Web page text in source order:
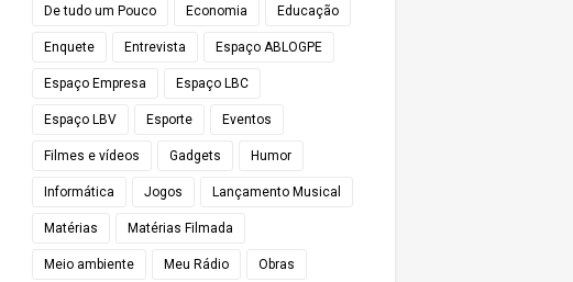
De tudo um Pouco Economia Educação
Enquete Entrevista Espaço ABLOGPE
Espaço Empresa Espaço LBC
Espaço LBV Esporte Eventos
Filmes e vídeos Gadgets Humor
Informática Jogos Lançamento Musical
Matérias Matérias Filmada
Meio ambiente Meu Rádio Obras